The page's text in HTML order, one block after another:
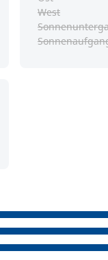
West